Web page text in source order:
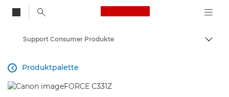
Canon Logo, back
Auf
Support Consumer Produkte
Produktpalette
